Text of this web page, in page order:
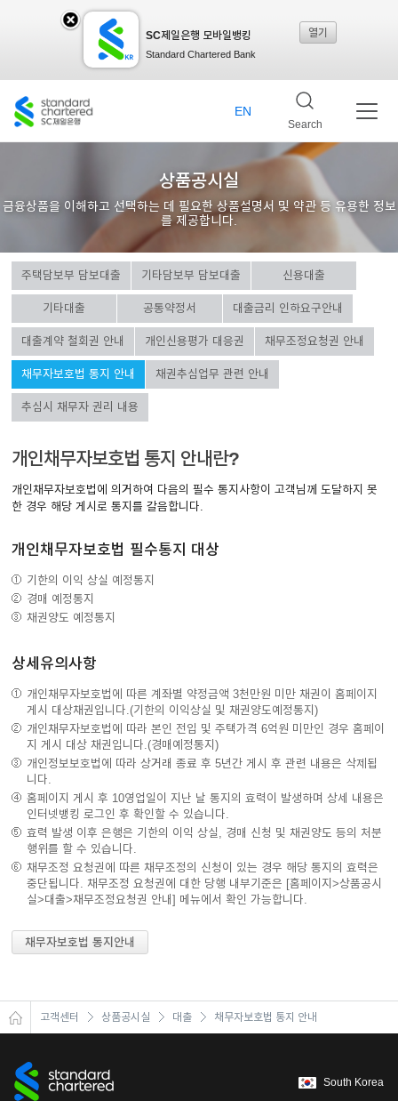
SC제일은행 모바일뱅킹
Standard Chartered Bank
열기
제일
일뱅
킹레
이어
창 닫
기
Search
EN
상품공시실
금융상품을 이해하고 선택하는 데 필요한 상품설명서 및 약관 등 유용한 정보
를 제공합니다.
주택담보부 담보대출 기타담보부 담보대출 신용대출
기타대출 공통약정서 대출금리 인하요구안내
대출계약 철회권 안내 개인신용평가 대응권 채무조정요청권 안내
채무자보호법 통지 안내 채권추심업무 관련 안내
추심시 채무자 권리 내용
개인채무자보호법 통지 안내란?
개인채무자보호법에 의거하여 다음의 필수 통지사항이 고객님께 도달하지 못
한 경우 해당 게시로 통지를 갈음합니다.
개인채무자보호법 필수통지 대상
기한의 이익 상실 예정통지
경매 예정통지
채권양도 예정통지
상세유의사항
개인채무자보호법에 따른 계좌별 약정금액 3천만원 미만 채권이 홈페이지
게시 대상채권입니다.(기한의 이익상실 및 채권양도예정통지)
개인채무자보호법에 따라 본인 전입 및 주택가격 6억원 미만인 경우 홈페이
지 게시 대상 채권입니다.(경매예정통지)
개인정보보호법에 따라 상거래 종료 후 5년간 게시 후 관련 내용은 삭제됩
니다.
홈페이지 게시 후 10영업일이 지난 날 통지의 효력이 발생하며 상세 내용은
인터넷뱅킹 로그인 후 확인할 수 있습니다.
효력 발생 이후 은행은 기한의 이익 상실, 경매 신청 및 채권양도 등의 처분
행위를 할 수 있습니다.
채무조정 요청권에 따른 채무조정의 신청이 있는 경우 해당 통지의 효력은
중단됩니다. 채무조정 요청권에 대한 당행 내부기준은 [홈페이지>상품공시
실>대출>채무조정요청권 안내] 메뉴에서 확인 가능합니다.
채무자보호법 통지안내
고객센터 상품공시실 대출 채무자보호법 통지 안내
South Korea